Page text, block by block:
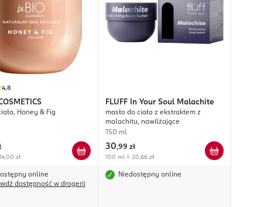
4,8
Honey & Fig
zł
online
dostępność w drogerii
FLUFF In Your Soul Malachite
masło do ciała z ekstraktem z
malachitu, nawilżające
150 ml
30,99 zł
100 ml = 20,66 zł
Niedostępny online